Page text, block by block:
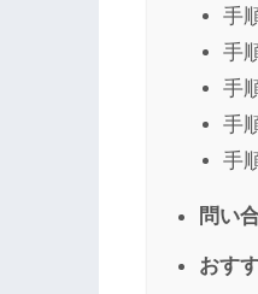
手
手
手
手
手
問い
おす